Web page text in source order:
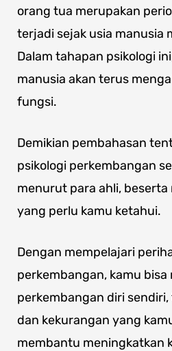
orang tua merupakan
terjadi sejak usia manusia
Dalam tahapan psikologi
manusia akan terus
fungsi.
Demikian pembahasan
psikologi perkembangan
menurut para ahli,
yang perlu kamu ketahui.
Dengan mempelajari
perkembangan, kamu bisa
perkembangan diri
dan kekurangan yang
membantu meningkatkan